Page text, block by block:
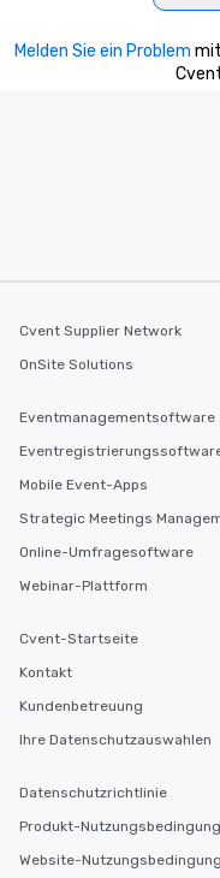
Melden Sie ein Problem
Cvent Supplier Network
OnSite Solutions
Eventmanagementsoftware
Mobile Event-Apps
Strategic Meetings
Online-Umfragesoftware
Webinar-Plattform
Cvent-Startseite
Kontakt
Kundenbetreuung
Ihre Datenschutzauswahlen
Datenschutzrichtlinie
Produkt-
Website-